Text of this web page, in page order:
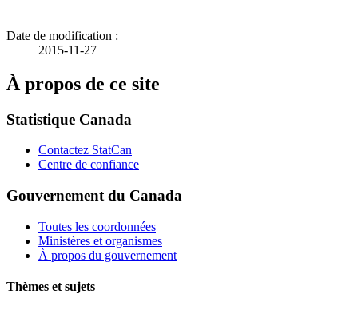
Date de modification :
2015-11-27
À propos de ce site
Statistique Canada
Contactez StatCan
Centre de confiance
Gouvernement du Canada
Toutes les coordonnées
Ministères et organismes
À propos du gouvernement
Thèmes et sujets